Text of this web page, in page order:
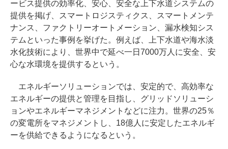
ービス提供の効率化、安心、安全な上下水道システムの
提供を掲げ、スマートロジスティクス、スマートメンテ
ナンス、ファクトリーオートメーション、漏水検知シス
テムといった事例を挙げた。例えば、上下水道や海水淡
水化技術により、世界中で延べ一日7000万人に安全、安
心な水環境を提供するという。
エネルギーソリューションでは、安定的で、高効率な
エネルギーの提供と管理を目指し、グリッドソリューシ
ョンやエネルギーマネジメントなどに注力。世界の25％
の変電所をマネジメントし、18億人に安定したエネルギ
ーを供給できるようになるという。